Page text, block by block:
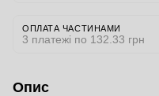
ОПЛАТА ЧАСТИНАМИ
3 платежі по 132.33 грн
Опис